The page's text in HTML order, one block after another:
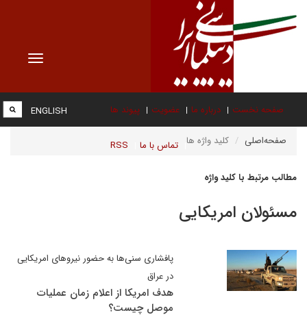
Toggle
صفحه نخست درباره ما عضویت پیوند ها
تماس با ما RSS
ENGLISH
صفحه‌اصلی کلید واژه ها
مطالب مرتبط با کلید واژه
مسئولان امریکایی
پافشاری سنی‌ها به حضور نیروهای امریکایی
در عراق
هدف امریکا از اعلام زمان عملیات
موصل چیست؟